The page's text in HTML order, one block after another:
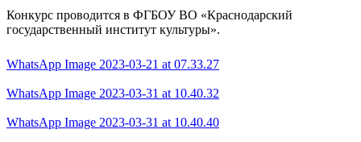
Конкурс проводится в ФГБОУ ВО «Краснодарский
государственный институт культуры».
WhatsApp Image 2023-03-21 at 07.33.27
WhatsApp Image 2023-03-31 at 10.40.32
WhatsApp Image 2023-03-31 at 10.40.40